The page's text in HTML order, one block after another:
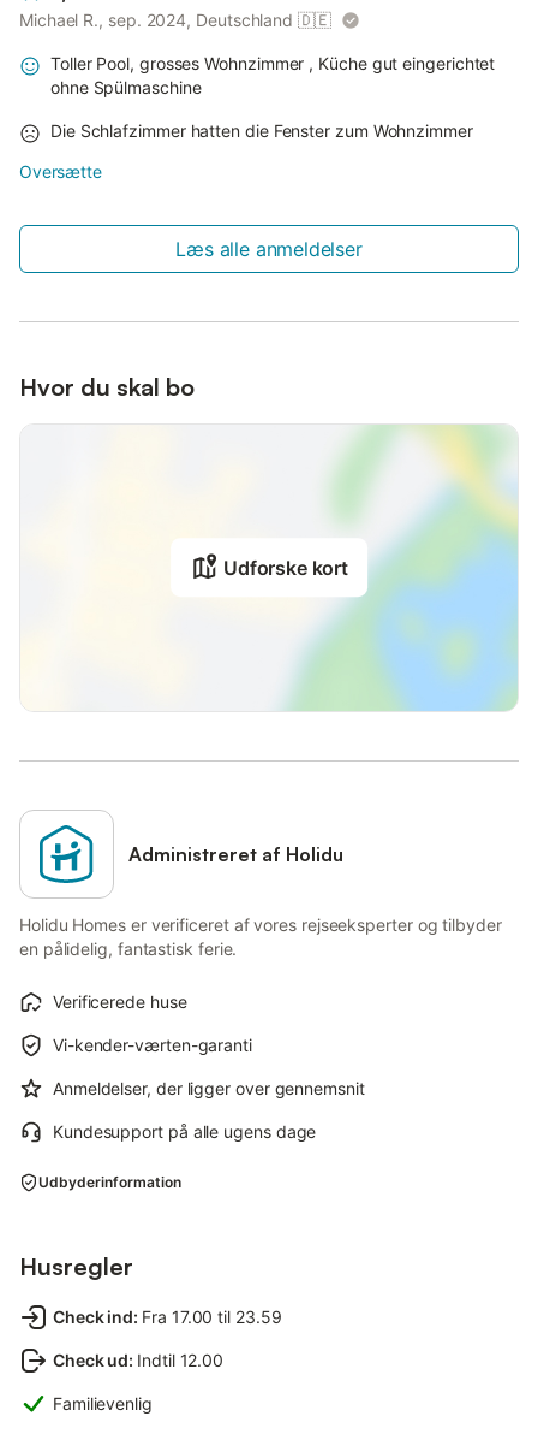
Michael R., sep. 2024, Deutschland 🇩🇪
Toller Pool, grosses Wohnzimmer , Küche gut eingerichtet
ohne Spülmaschine
Die Schlafzimmer hatten die Fenster zum Wohnzimmer
Oversætte
Læs alle anmeldelser
Hvor du skal bo
Udforske kort
Administreret af Holidu
Holidu Homes er verificeret af vores rejseeksperter og tilbyder
en pålidelig, fantastisk ferie.
Verificerede huse
Vi-kender-værten-garanti
Anmeldelser, der ligger over gennemsnit
Kundesupport på alle ugens dage
Udbyderinformation
Husregler
Check ind: Fra 17.00 til 23.59
Check ud: Indtil 12.00
Familievenlig